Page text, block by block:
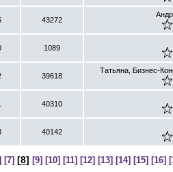
43272
1089
39618
Татьяна, Бизнес-
40310
40142
[7] [8] [9] [10] [11] [12] [13] [14] [15] [16]